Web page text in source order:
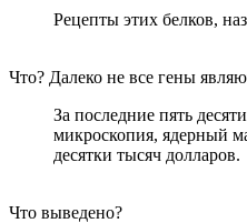
Рецепты этих белков,
Что? Далеко не все гены
За последние пять
микроскопия, ядерный
десятки тысяч долларов.
Что выведено?